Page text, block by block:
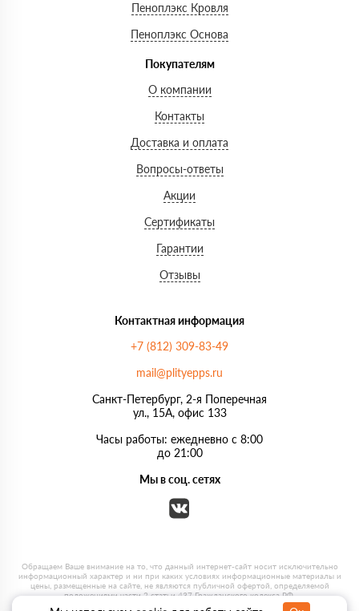
Пеноплэкс Кровля
Пеноплэкс Основа
Покупателям
О компании
Контакты
Доставка и оплата
Вопросы-ответы
Акции
Сертификаты
Гарантии
Отзывы
Контактная информация
+7 (812) 309-83-49
mail@plityepps.ru
Санкт-Петербург, 2-я Поперечная
ул., 15А, офис 133
Часы работы: ежедневно с 8:00
до 21:00
Мы в соц. сетях